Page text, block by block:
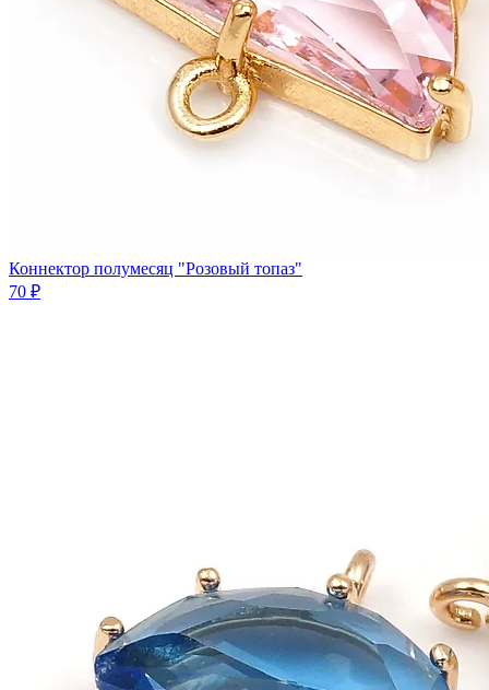
Коннектор полумесяц "Розовый топаз"
70 ₽